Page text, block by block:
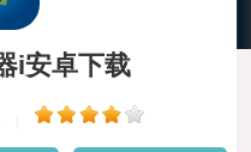
i安卓下载